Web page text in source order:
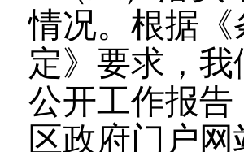
情况。 根据《
定》要求，
公开工作报
区政府门户